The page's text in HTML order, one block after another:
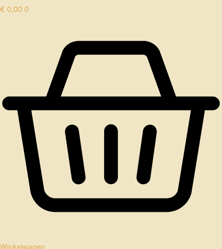
€ 0,00 0
Winkelwagen